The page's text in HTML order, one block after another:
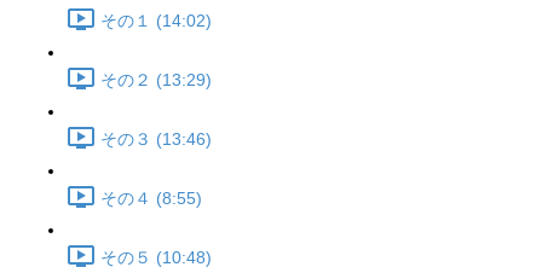
その１ (14:02)
その２ (13:29)
その３ (13:46)
その４ (8:55)
その５ (10:48)